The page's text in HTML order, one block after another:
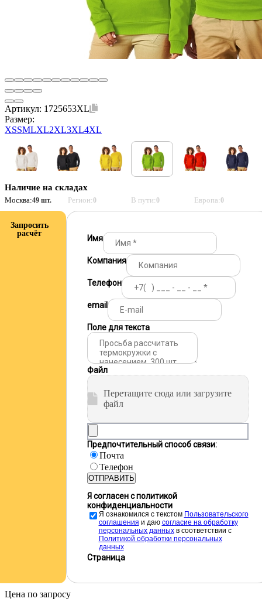
Артикул: 1725653XL
Размер:
XSSMLXL2XL3XL4XL
Наличие на складах
Москва:49 шт. Регион:0 В пути:0 Европа:0
Запросить
расчёт
Имя
Компания
Телефон
email
Поле для текста
Файл
Перетащите сюда или загрузите
файл
Предпочтительный способ связи:
Почта
Телефон
ОТПРАВИТЬ
Я согласен с политикой
конфиденциальности
Я ознакомился с текстом Пользовательского
соглашения и даю cогласие на обработку
персональных данныхв соответствии с
Политикой обработки персональных
данных
Страница
Цена по запросу